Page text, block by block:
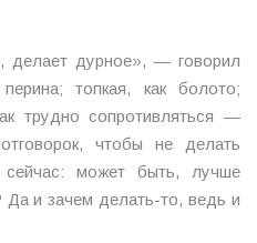
делает дурное», — говорил
топкая, как болото;
трудно сопротивляться —
чтобы не делать
может быть, лучше
и зачем делать-то, ведь и